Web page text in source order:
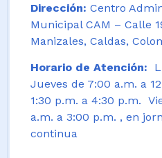
Dirección: Centro
Municipal CAM – Calle
Manizales, Caldas,
Horario de Atención:
Jueves de 7:00 a.m. a
1:30 p.m. a 4:30 p.m.
a.m. a 3:00 p.m. , en
continua